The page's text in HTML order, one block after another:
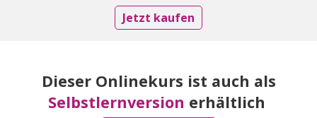
Jetzt kaufen
Dieser Onlinekurs ist auch als
Selbstlernversion erhältlich